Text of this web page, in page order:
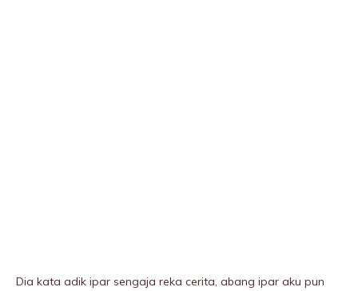
Dia kata adik ipar sengaja reka cerita, abang ipar aku pun